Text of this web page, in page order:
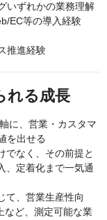
いずれかの業務理解
EC等の導入経験
推進経験
れる成長
に、営業・カスタマ
を出せる
でなく、その前提と
、定着化まで一気通
て、営業生産性向
など、測定可能な業